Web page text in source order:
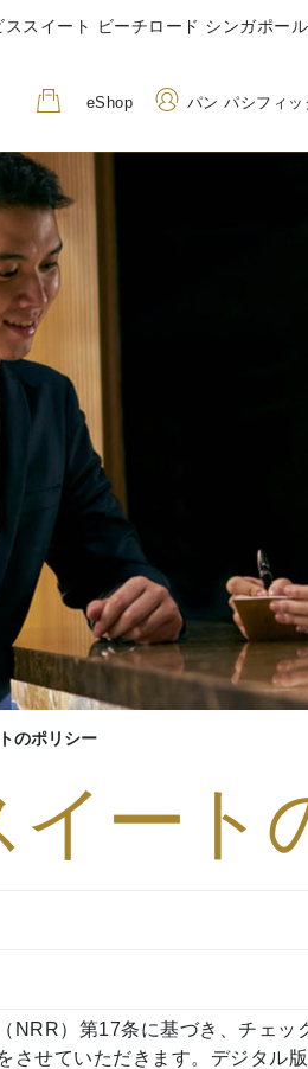
スイート ビーチロード シンガポール
eShop パン パシフィ
リ
のポリシー
ート
NRR）第17条に基づき、チェ
させていただきます。デジタル